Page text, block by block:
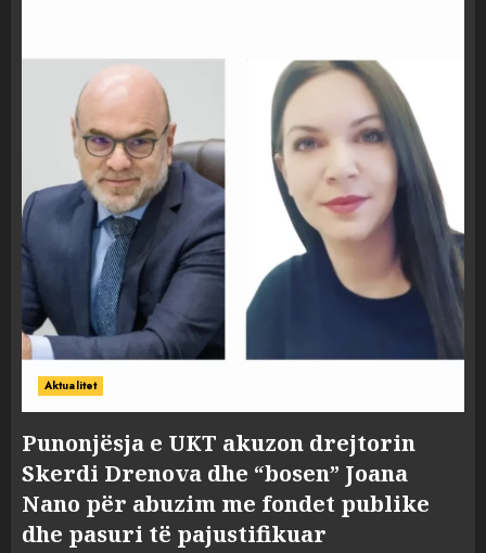
Aktualitet
Punonjësja e UKT akuzon drejtorin
Skerdi Drenova dhe “bosen” Joana
Nano për abuzim me fondet publike
dhe pasuri të pajustifikuar